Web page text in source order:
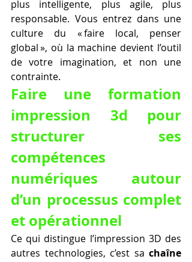
plus intelligente, plus agile, plus
responsable. Vous entrez dans une
culture du « faire local, penser
global », où la machine devient l’outil
de votre imagination, et non une
contrainte.
Faire une formation
impression 3d pour
structurer ses
compétences
numériques autour
d’un processus complet
et opérationnel
Ce qui distingue l’impression 3D des
autres technologies, c’est sa chaîne